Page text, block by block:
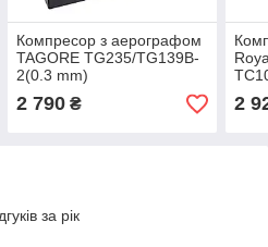
Компресор з аерографом
TAGORE TG235/TG139B-
2(0.3 mm)
2 790₴
mm)
2
за рік